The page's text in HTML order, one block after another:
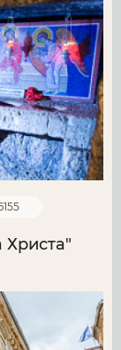
Христа"